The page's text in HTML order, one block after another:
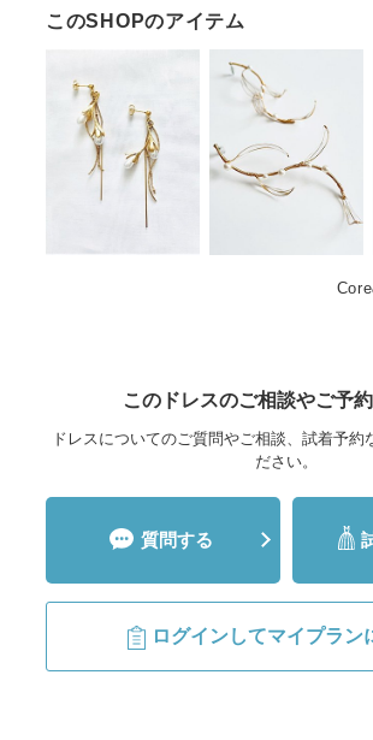
このSHOPのアイテム
このドレスのご相談やご予
ドレスについてのご質問やご相談、試着予約
ださい。
質問する
ログインしてマイプラン